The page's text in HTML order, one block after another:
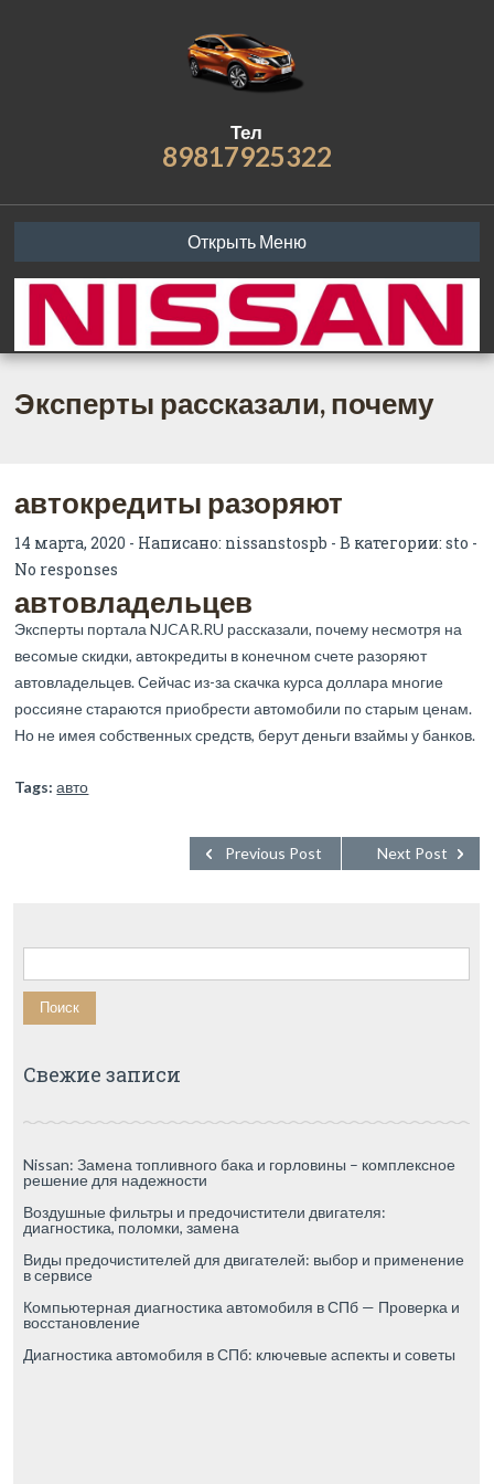
Тел
89817925322
Открыть Меню
Эксперты рассказали, почему
автокредиты разоряют
автовладельцев
14 марта, 2020 - Написано: nissanstospb - В категории:sto -
No responses
Эксперты портала NJCAR.RU рассказали, почему несмотря на
весомые скидки, автокредиты в конечном счете разоряют
автовладельцев. Сейчас из-за скачка курса доллара многие
россияне стараются приобрести автомобили по старым ценам.
Но не имея собственных средств, берут деньги взаймы у банков.
Tags: авто
Next Post
Previous Post
Найти:
Свежие записи
Nissan: Замена топливного бака и горловины – комплексное
решение для надежности
Воздушные фильтры и предочистители двигателя:
диагностика, поломки, замена
Виды предочистителей для двигателей: выбор и применение
в сервисе
Компьютерная диагностика автомобиля в СПб — Проверка и
восстановление
Диагностика автомобиля в СПб: ключевые аспекты и советы